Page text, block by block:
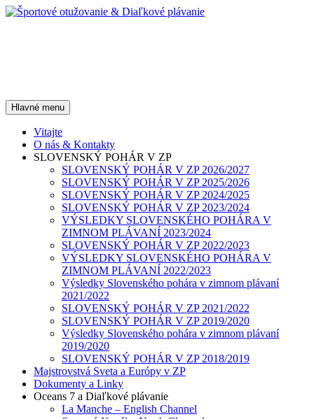
Preskočiť
Hľadať
Hlavné menu
Vitajte
O nás & Kontakty
SLOVENSKÝ POHÁR V ZP
SLOVENSKÝ POHÁR V ZP 2026/2027
SLOVENSKÝ POHÁR V ZP 2025/2026
SLOVENSKÝ POHÁR V ZP 2024/2025
SLOVENSKÝ POHÁR V ZP 2023/2024
VÝSLEDKY SLOVENSKÉHO POHÁRA V
ZIMNOM PLÁVANÍ 2023/2024
SLOVENSKÝ POHÁR V ZP 2022/2023
VÝSLEDKY SLOVENSKÉHO POHÁRA V
ZIMNOM PLÁVANÍ 2022/2023
Výsledky Slovenského pohára v zimnom plávaní
2021/2022
SLOVENSKÝ POHÁR V ZP 2021/2022
SLOVENSKÝ POHÁR V ZP 2019/2020
Výsledky Slovenského pohára v zimnom plávaní
2019/2020
SLOVENSKÝ POHÁR V ZP 2018/2019
Majstrovstvá Sveta a Európy v ZP
Dokumenty a Linky
Oceans 7 a Diaľkové plávanie
La Manche – English Channel